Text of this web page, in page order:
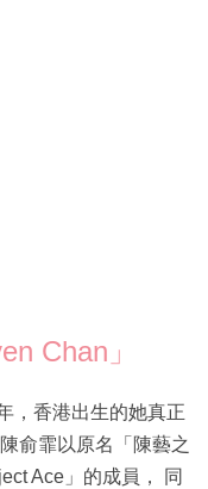
Chan」
，香港出生的她真正
俞霏以原名「陳藝之
Ace」的成員， 同